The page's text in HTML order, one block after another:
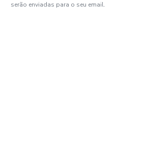
serão enviadas para o seu email.